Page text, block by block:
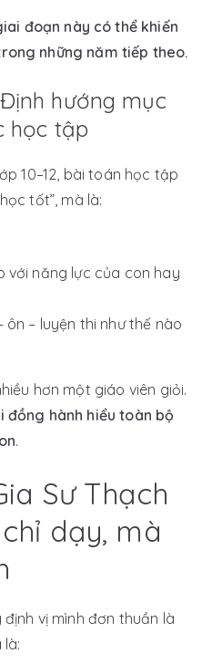
đoạn này có thể khiến
những năm tiếp theo.
hướng mục
học tập
10–12, bài toán học tập
tốt”, mà là:
với năng lực của con hay
– luyện thi như thế nào
hơn một giáo viên giỏi.
đồng hành hiểu toàn bộ
.
Sư Thạch
dạy, mà
vị mình đơn thuần là